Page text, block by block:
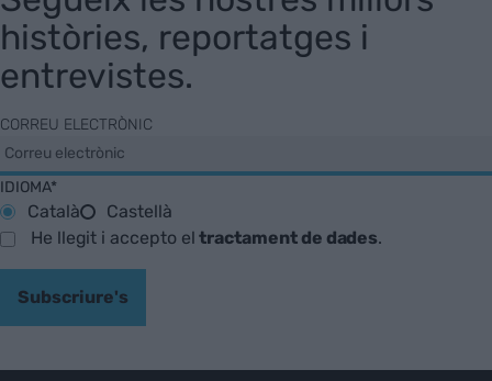
històries, reportatges i
entrevistes.
CORREU ELECTRÒNIC
IDIOMA*
Català
Castellà
He llegit i accepto eltractament de dades.
Subscriure's